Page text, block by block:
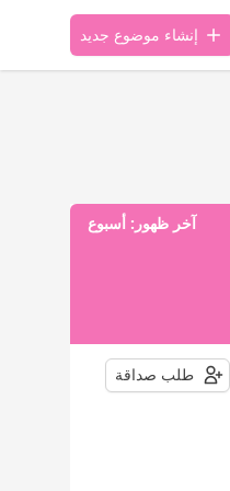
المستخدم
إنشاء موضوع جديد
آخر ظهور: أسبوع
طلب صداقة